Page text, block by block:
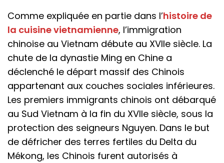
Comme expliquée en partie dans l’histoire de
la cuisine vietnamienne, l’immigration
chinoise au Vietnam débute au XVIIe siècle. La
chute de la dynastie Ming en Chine a
déclenché le départ massif des Chinois
appartenant aux couches sociales inférieures.
Les premiers immigrants chinois ont débarqué
au Sud Vietnam à la fin du XVIIe siècle, sous la
protection des seigneurs Nguyen. Dans le but
de défricher des terres fertiles du Delta du
Mékong, les Chinois furent autorisés à